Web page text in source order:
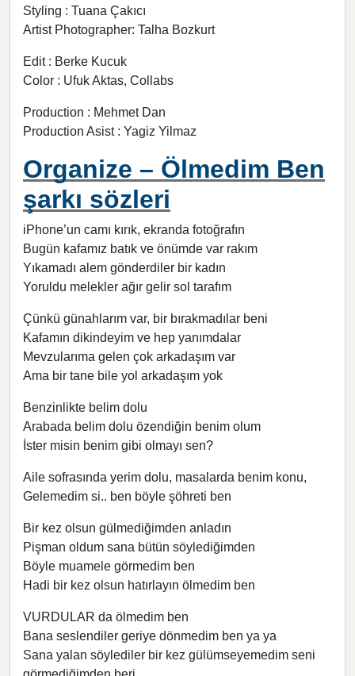
Styling : Tuana Çakıcı
Artist Photographer: Talha Bozkurt
Edit : Berke Kucuk
Color : Ufuk Aktas, Collabs
Production : Mehmet Dan
Production Asist : Yagiz Yilmaz
Organize – Ölmedim Ben
şarkı sözleri
iPhone’un camı kırık, ekranda fotoğrafın
Bugün kafamız batık ve önümde var rakım
Yıkamadı alem gönderdiler bir kadın
Yoruldu melekler ağır gelir sol tarafım
Çünkü günahlarım var, bir bırakmadılar beni
Kafamın dikindeyim ve hep yanımdalar
Mevzularıma gelen çok arkadaşım var
Ama bir tane bile yol arkadaşım yok
Benzinlikte belim dolu
Arabada belim dolu özendiğin benim olum
İster misin benim gibi olmayı sen?
Aile sofrasında yerim dolu, masalarda benim konu,
Gelemedim si.. ben böyle şöhreti ben
Bir kez olsun gülmediğimden anladın
Pişman oldum sana bütün söylediğimden
Böyle muamele görmedim ben
Hadi bir kez olsun hatırlayın ölmedim ben
VURDULAR da ölmedim ben
Bana seslendiler geriye dönmedim ben ya ya
Sana yalan söylediler bir kez gülümseyemedim seni